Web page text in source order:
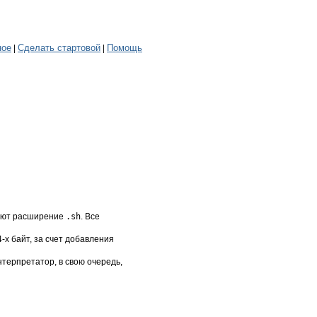
Сделать стартовой Помощь
расширение .sh. Все
байт, за счет добавления
в свою очередь,